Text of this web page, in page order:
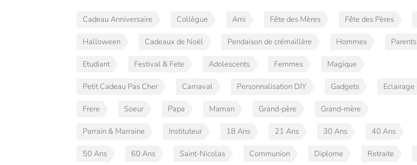
Cadeau Anniversaire Collègue Ami Fête des Mères Fête des Pères
Halloween Cadeaux de Noël Pendaison de crémaillère Hommes Parents
Etudiant Festival & Fete Adolescents Femmes Magique
Petit Cadeau Pas Cher Carnaval Personnalisation DIY Gadgets Eclairage
Frere Soeur Papa Maman Grand-père Grand-mère
Parrain & Marraine Instituteur 18 Ans 21 Ans 30 Ans 40 Ans
50 Ans 60 Ans Saint-Nicolas Communion Diplome Retraite